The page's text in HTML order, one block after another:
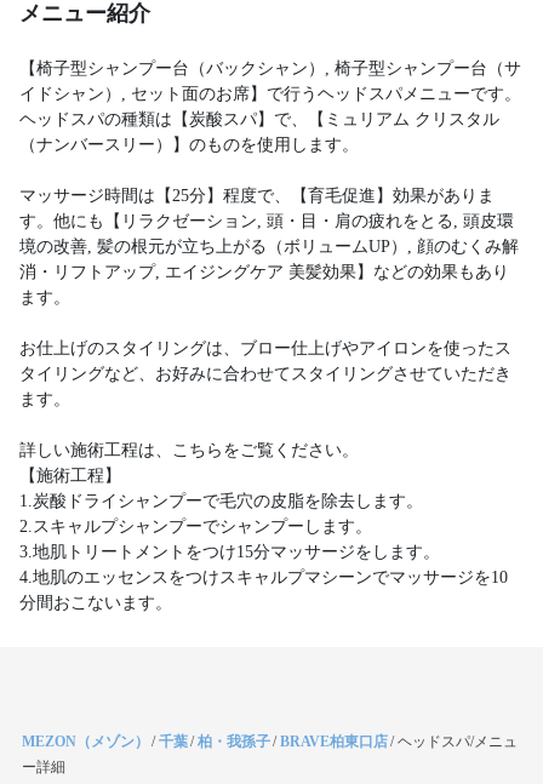
メニュー紹介
【椅子型シャンプー台（バックシャン）, 椅子型シャンプー台（サ
イドシャン）, セット面のお席】で行うヘッドスパメニューです。
ヘッドスパの種類は【炭酸スパ】で、【ミュリアム クリスタル
（ナンバースリー）】のものを使用します。
マッサージ時間は【25分】程度で、【育毛促進】効果がありま
す。他にも【リラクゼーション, 頭・目・肩の疲れをとる, 頭皮環
境の改善, 髪の根元が立ち上がる（ボリュームUP）, 顔のむくみ解
消・リフトアップ, エイジングケア 美髪効果】などの効果もあり
ます。
お仕上げのスタイリングは、ブロー仕上げやアイロンを使ったス
タイリングなど、お好みに合わせてスタイリングさせていただき
ます。
詳しい施術工程は、こちらをご覧ください。
【施術工程】
1.炭酸ドライシャンプーで毛穴の皮脂を除去します。
2.スキャルプシャンプーでシャンプーします。
3.地肌トリートメントをつけ15分マッサージをします。
4.地肌のエッセンスをつけスキャルプマシーンでマッサージを10
分間おこないます。
MEZON（メゾン） /千葉/柏・我孫子/BRAVE柏東口店/ヘッドスパ/メニュ
ー詳細